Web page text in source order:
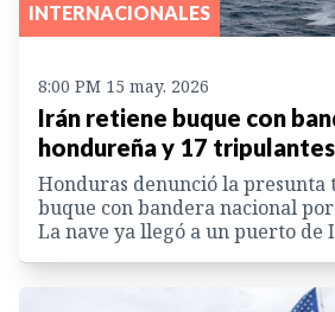
INTERNACIONALES
8:00 PM 15 may. 2026
Irán retiene buque con
hondureña y 17
Honduras denunció la presunta
buque con bandera nacional
La nave ya llegó a un puerto de